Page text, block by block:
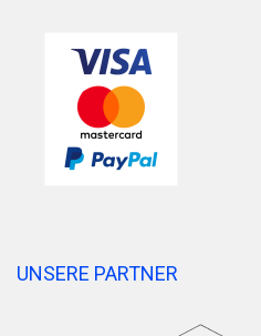
UNSERE PARTNER